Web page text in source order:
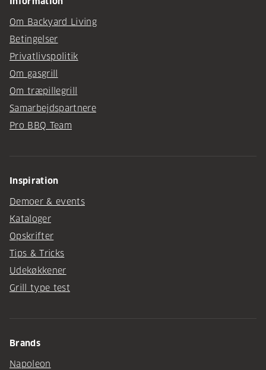
Om Backyard Living
Betingelser
Privatlivspolitik
Om gasgrill
Om træpillegrill
Samarbejdspartnere
Pro BBQ Team
Inspiration
Demoer & events
Kataloger
Opskrifter
Tips & Tricks
Udekøkkener
Grill type test
Brands
Napoleon